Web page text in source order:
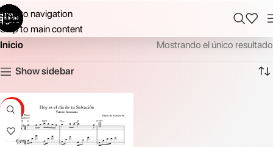
Skip to navigation
Skip to main content
Inicio
Mostrando el único resultado
Show sidebar
-13%